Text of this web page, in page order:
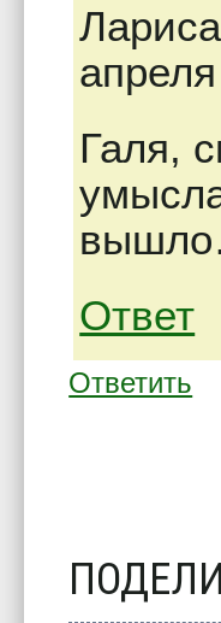
Лариса
Галя,
Ответ
Ответить